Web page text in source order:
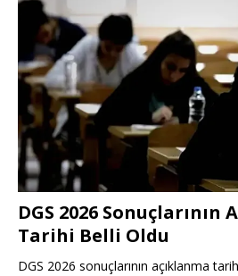
DGS 2026 Sonuçlarının
Tarihi Belli Oldu
DGS 2026 sonuçlarının açıklanma